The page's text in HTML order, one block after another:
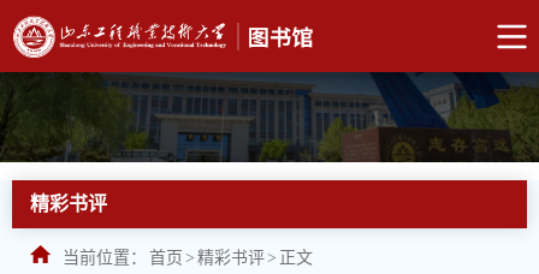
精彩书评
当前位置： 首页 > 精彩书评> 正文